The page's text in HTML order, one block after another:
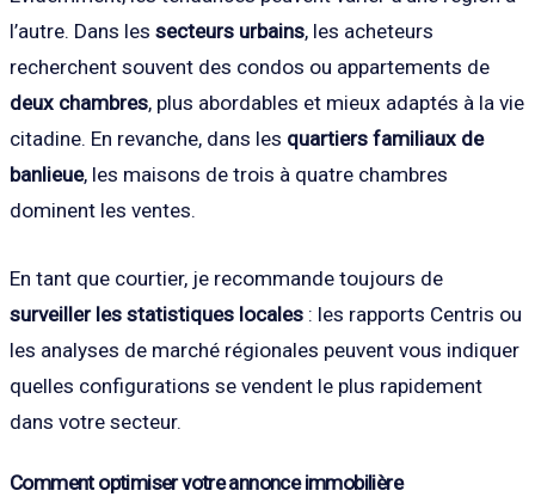
l’autre. Dans les secteurs urbains, les acheteurs
recherchent souvent des condos ou appartements de
deux chambres, plus abordables et mieux adaptés à la vie
citadine. En revanche, dans les quartiers familiaux de
banlieue, les maisons de trois à quatre chambres
dominent les ventes.
En tant que courtier, je recommande toujours de
surveiller les statistiques locales : les rapports Centris ou
les analyses de marché régionales peuvent vous indiquer
quelles configurations se vendent le plus rapidement
dans votre secteur.
Comment optimiser votre annonce immobilière